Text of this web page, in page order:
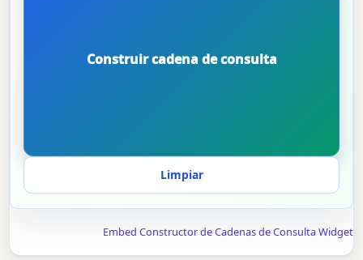
Limpiar
Embed Constructor de Cadenas de Consulta Widget